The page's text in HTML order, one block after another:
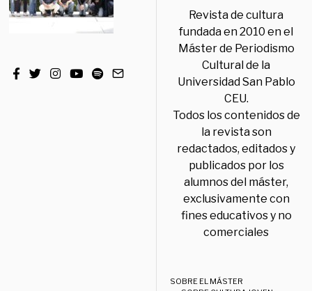
Revista de cultura
fundada en 2010 en el
Máster de Periodismo
Cultural de la
Universidad San Pablo
CEU.
Todos los contenidos de
la revista son
redactados, editados y
publicados por los
alumnos del máster,
exclusivamente con
fines educativos y no
comerciales
SOBRE EL MÁSTER